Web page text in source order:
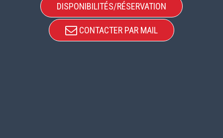
DISPONIBILITÉS/RÉSERVATION
CONTACTER PAR MAIL